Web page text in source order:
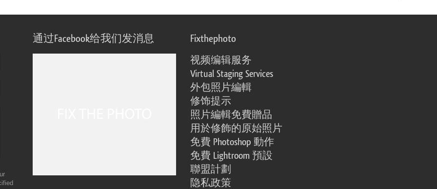
通过Facebook给我们发消息 Fixthephoto
视频编辑服务
Virtual Staging Services
外包照片編輯
修饰提示
照片編輯免費贈品
用於修飾的原始照片
免費 Photoshop 動作
免費 Lightroom 預設
聯盟計劃
隐私政策